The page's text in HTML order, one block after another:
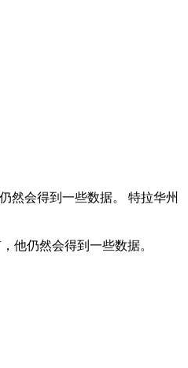
然会得到一些数据。 特拉华州
他仍然会得到一些数据。